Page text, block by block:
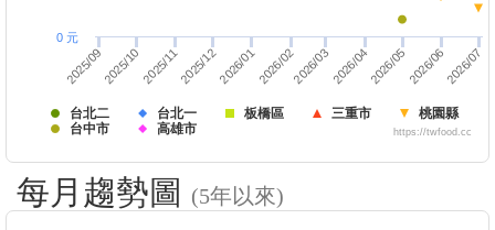
台北二 台北一 板橋區 三重市
桃園縣
台中市
高雄市
2025/092025/102025/112025/122026/012026/022026/032026/042026/052026/062026/07
0 元
https://twfood.cc
每月趨勢圖 (5年以來)